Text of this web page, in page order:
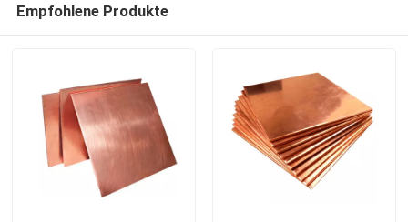
Empfohlene Produkte